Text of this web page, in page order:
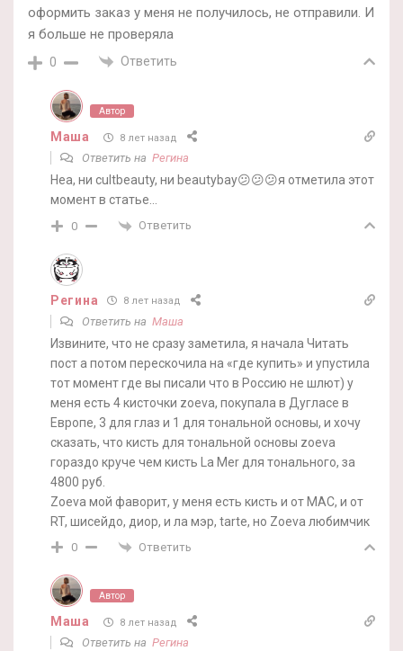
оформить заказ у меня не получилось, не отправили. И
я больше не проверяла
0 Ответить
Автор
Маша 8 лет назад
Ответить на Регина
Неа, ни cultbeauty, ни beautybay😕😕😕я отметила этот
момент в статье…
0 Ответить
Регина 8 лет назад
Ответить на Маша
Извините, что не сразу заметила, я начала Читать
пост а потом перескочила на «где купить» и упустила
тот момент где вы писали что в Россию не шлют) у
меня есть 4 кисточки zoeva, покупала в Дугласе в
Европе, 3 для глаз и 1 для тональной основы, и хочу
сказать, что кисть для тональной основы zoeva
гораздо круче чем кисть La Mer для тонального, за
4800 руб.
Zoeva мой фаворит, у меня есть кисть и от MAC, и от
RT, шисейдо, диор, и ла мэр, tarte, но Zoeva любимчик
0 Ответить
Автор
Маша 8 лет назад
Ответить на Регина